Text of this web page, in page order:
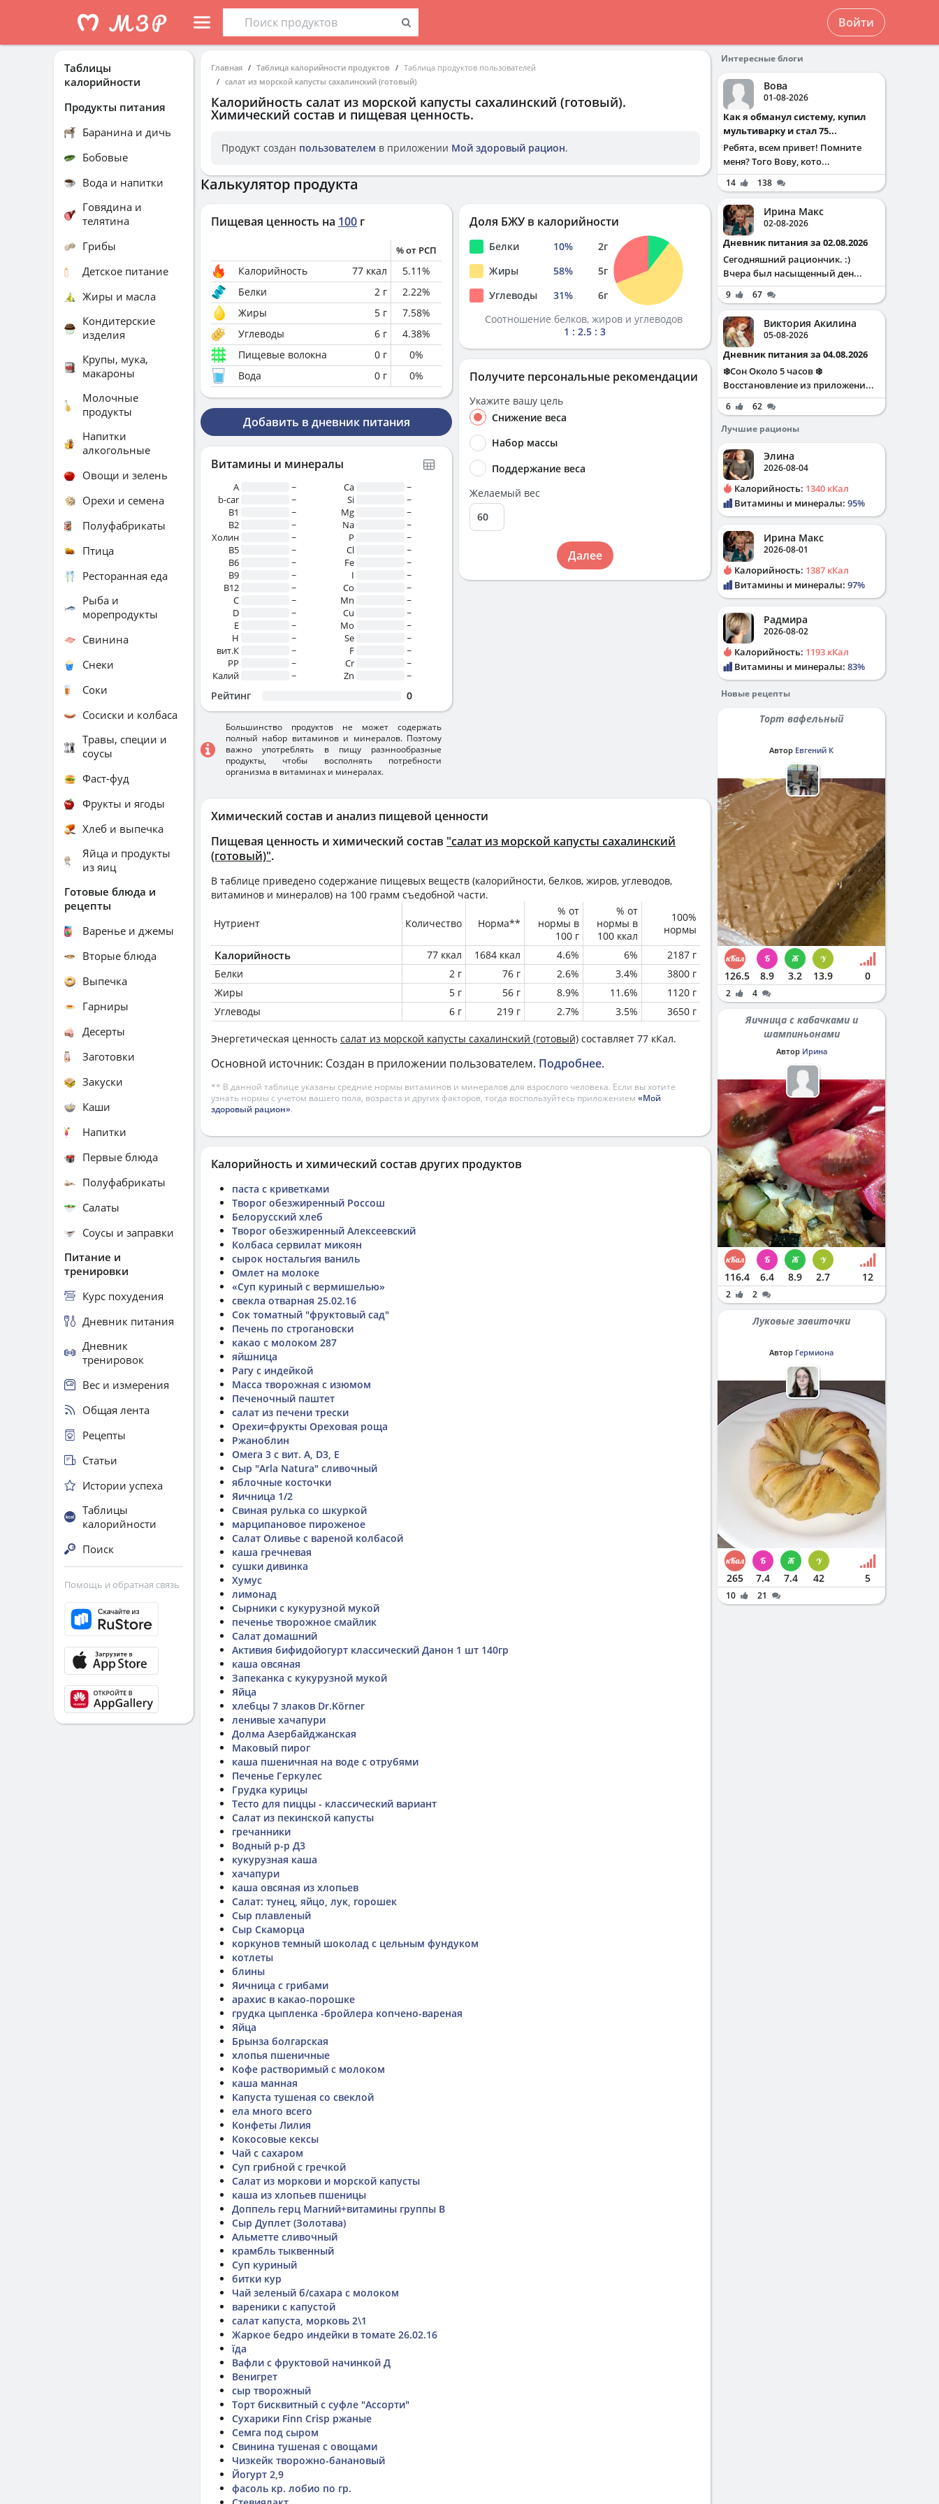
Войти
Главная Таблица калорийности продуктов
Таблица продуктов пользователей
салат из морской капусты сахалинский (готовый)
Калорийность салат из морской капусты сахалинский (готовый).
Химический состав и пищевая ценность.
Продукт создан пользователем в приложении Мой здоровый рацион.
Химический состав и анализ пищевой ценности
Пищевая ценность и химический состав "салат из морской капусты сахалинский
(готовый)".
В таблице приведено содержание пищевых веществ (калорийности, белков, жиров, углеводов,
витаминов и минералов) на 100 грамм съедобной части.
Нутриент Количество Норма**
% от
нормы в
100 г
% от
нормы в
100 ккал
100%
нормы
Калорийность 77 ккал 1684 ккал 4.6% 6%
2187 г
Белки
2 г 76 г 2.6% 3.4%
3800 г
Жиры
5 г 56 г 8.9% 11.6%
1120 г
Углеводы
6 г 219 г 2.7% 3.5% 3650 г
Энергетическая ценность салат из морской капусты сахалинский (готовый) составляет 77 кКал.
Основной источник: Создан в приложении пользователем. Подробнее.
** В данной таблице указаны средние нормы витаминов и минералов для взрослого человека. Если вы хотите
узнать нормы с учетом вашего пола, возраста и других факторов, тогда воспользуйтесь приложением «Мой
здоровый рацион».
Калькулятор продукта
Пищевая ценность на 100 г
% от РСП
Калорийность 77 ккал 5.11%
Белки
2 г 2.22%
Жиры
5 г 7.58%
Углеводы
6 г 4.38%
Пищевые волокна
0 г 0%
Вода
0 г 0%
Добавить в дневник питания
Витамины и минералы
A
~
b-car
~
В1
~
B2
~
Холин
~
B5
~
B6
~
B9
~
B12
~
C
~
D
~
E
~
H
~
вит.К
~
PP
~
Калий
~
Ca
~
Si
~
Mg
~
Na
~
P
~
Cl
~
Fe
~
I
~
Co
~
Mn
~
Cu
~
Mo
~
Se
~
F
~
Cr
~
Zn
~
Рейтинг 0
Большинство продуктов не может содержать
полный набор витаминов и минералов. Поэтому
важно употреблять в пищу разннообразные
продукты, чтобы восполнять потребности
организма в витаминах и минералах.
Доля БЖУ в калорийности
Белки 10% 2г
Жиры
58% 5г
Углеводы
31% 6г
Соотношение белков, жиров и углеводов
1 : 2.5 : 3
Получите персональные рекомендации
Укажите вашу цель
Снижение веса
Набор массы
Поддержание веса
Желаемый вес
Далее
Калорийность и химический состав других продуктов
паста с криветками
Творог обезжиренный Россош
Белорусский хлеб
Творог обезжиренный Алексеевский
Колбаса сервилат микоян
сырок ностальгия ваниль
Омлет на молоке
«Суп куриный с вермишелью»
свекла отварная 25.02.16
Сок томатный "фруктовый сад"
Печень по строгановски
какао с молоком 287
яйшница
Рагу с индейкой
Масса творожная с изюмом
Печеночный паштет
салат из печени трески
Орехи=фрукты Ореховая роща
Ржаноблин
Омега 3 с вит. А, D3, Е
Сыр "Arla Natura" сливочный
яблочные косточки
Яичница 1/2
Свиная рулька со шкуркой
марципановое пироженое
Салат Оливье с вареной колбасой
каша гречневая
сушки дивинка
Хумус
лимонад
Сырники с кукурузной мукой
печенье творожное смайлик
Салат домашний
Активия бифидойогурт классический Данон 1 шт 140гр
каша овсяная
Запеканка с кукурузной мукой
Яйца
хлебцы 7 злаков Dr.Körner
ленивые хачапури
Долма Азербайджанская
Маковый пирог
каша пшеничная на воде с отрубями
Печенье Геркулес
Грудка курицы
Тесто для пиццы - классический вариант
Салат из пекинской капусты
гречанники
Водный р-р Д3
кукурузная каша
хачапури
каша овсяная из хлопьев
Салат: тунец, яйцо, лук, горошек
Сыр плавленый
Сыр Скаморца
коркунов темный шоколад с цельным фундуком
котлеты
блины
Яичница с грибами
арахис в какао-порошке
грудка цыпленка -бройлера копчено-вареная
Яйца
Брынза болгарская
хлопья пшеничные
Кофе растворимый с молоком
каша манная
Капуста тушеная со свеклой
ела много всего
Конфеты Лилия
Кокосовые кексы
Чай с сахаром
Суп грибной с гречкой
Салат из моркови и морской капусты
каша из хлопьев пшеницы
Доппель герц Магний+витамины группы В
Сыр Дуплет (Золотава)
Альметте сливочный
крамбль тыквенный
Суп куриный
битки кур
Чай зеленый б/сахара с молоком
вареники с капустой
салат капуста, морковь 2\1
Жаркое бедро индейки в томате 26.02.16
їда
Вафли с фруктовой начинкой Д
Венигрет
сыр творожный
Торт бисквитный с суфле "Ассорти"
Сухарики Finn Crisp ржаные
Семга под сыром
Свинина тушеная с овощами
Чизкейк творожно-банановый
Йогурт 2,9
фасоль кр. лобио по гр.
Таблицы
калорийности
Продукты питания
Баранина и дичь
Бобовые
Вода и напитки
Говядина и
телятина
Грибы
Детское питание
Жиры и масла
Кондитерские
изделия
Крупы, мука,
макароны
Молочные
продукты
Напитки
алкогольные
Овощи и зелень
Орехи и семена
Полуфабрикаты
Птица
Ресторанная еда
Рыба и
морепродукты
Свинина
Снеки
Соки
Сосиски и колбаса
Травы, специи и
соусы
Фаст-фуд
Фрукты и ягоды
Хлеб и выпечка
Яйца и продукты
из яиц
Готовые блюда и
рецепты
Варенье и джемы
Вторые блюда
Выпечка
Гарниры
Десерты
Заготовки
Закуски
Каши
Напитки
Первые блюда
Полуфабрикаты
Салаты
Соусы и заправки
Питание и
тренировки
Курс похудения
Дневник питания
Дневник
тренировок
Вес и измерения
Общая лента
Рецепты
Статьи
Истории успеха
Таблицы
калорийности
Поиск
Помощь и обратная связь
Интересные блоги
Вова
01-08-2026
Как я обманул систему, купил
мультиварку и стал 75...
Ребята, всем привет! Помните
меня? Того Вову, кото...
14 138
Ирина Макс
02-08-2026
Дневник питания за 02.08.2026
Сегодняшний рациончик. :)
Вчера был насыщенный ден...
9 67
Виктория Акилина
05-08-2026
Дневник питания за 04.08.2026
❄️Сон Около 5 часов ❄️
Восстановление из приложени...
6
62
Лучшие рационы
Элина
2026-08-04
Калорийность: 1340 кКал
Витамины и минералы: 95%
Ирина Макс
2026-08-01
Калорийность: 1387 кКал
Витамины и минералы: 97%
Радмира
2026-08-02
Калорийность: 1193 кКал
Витамины и минералы: 83%
Новые рецепты
Торт вафельный
Автор Евгений К
126.5 8.9 3.2 13.9 0
2 4
Яичница с кабачками и
шампиньонами
Автор Ирина
116.4 6.4 8.9 2.7 12
2 2
Луковые завиточки
Автор Гермиона
265 7.4 7.4 42 5
10 21